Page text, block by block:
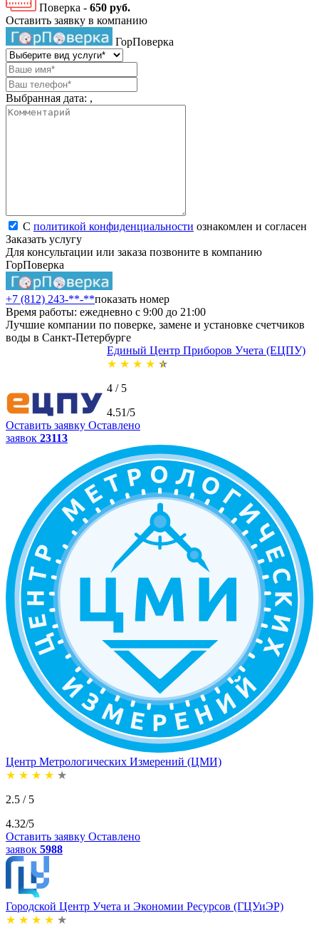
Поверка - 650 руб.
Оставить заявку в компанию
ГорПоверка
Выбранная дата: ,
С политикой конфиденциальности ознакомлен и согласен
Заказать услугу
Для консультации или заказа позвоните в компанию
ГорПоверка
+7 (812) 243-**-**показать номер
Время работы: ежедневно с 9:00 до 21:00
Лучшие компании по поверке, замене и установке счетчиков
воды в Санкт-Петербурге
Единый Центр Приборов Учета (ЕЦПУ)
★ ★ ★ ★ ★
4 / 5
4.51/5
Оставить заявку Оставлено
заявок 23113
Центр Метрологических Измерений (ЦМИ)
★ ★ ★ ★ ★
2.5 / 5
4.32/5
Оставить заявку Оставлено
заявок 5988
Городской Центр Учета и Экономии Ресурсов (ГЦУиЭР)
★ ★ ★ ★ ★